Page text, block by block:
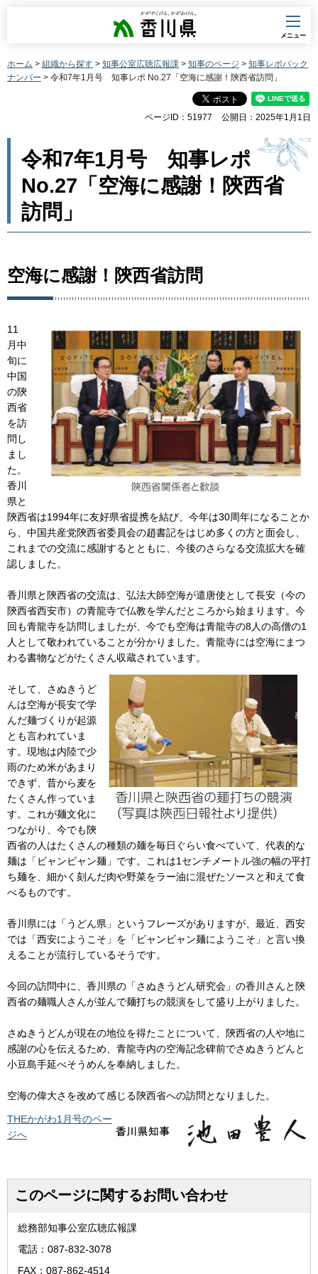
香川県
メニュー
ホーム > 組織から探す > 知事公室広聴広報課 > 知事のページ > 知事レポバック
ナンバー > 令和7年1月号 知事レポ No.27「空海に感謝！陝西省訪問」
ページID：51977 公開日：2025年1月1日
令和7年1月号 知事レポ
No.27「空海に感謝！陝西省
訪問」
空海に感謝！陝西省訪問
11
月中
旬に
中国
の陝
西省
を訪
問し
まし
た。
香川
県と
陝西省は1994年に友好県省提携を結び、今年は30周年になることか
ら、中国共産党陝西省委員会の趙書記をはじめ多くの方と面会し、
これまでの交流に感謝するとともに、今後のさらなる交流拡大を確
認しました。
香川県と陝西省の交流は、弘法大師空海が遣唐使として長安（今の
陝西省西安市）の青龍寺で仏教を学んだところから始まります。今
回も青龍寺を訪問しましたが、今でも空海は青龍寺の8人の高僧の1
人として敬われていることが分かりました。青龍寺には空海にまつ
わる書物などがたくさん収蔵されています。
そして、さぬきうど
んは空海が長安で学
んだ麺づくりが起源
とも言われていま
す。現地は内陸で少
雨のため米があまり
できず、昔から麦を
たくさん作っていま
す。これが麺文化に
つながり、今でも陝
西省の人はたくさんの種類の麺を毎日ぐらい食べていて、代表的な
麺は「ビャンビャン麺」です。これは1センチメートル強の幅の平打
ち麺を、細かく刻んだ肉や野菜をラー油に混ぜたソースと和えて食
べるものです。
香川県には「うどん県」というフレーズがありますが、最近、西安
では「西安にようこそ」を「ビャンビャン麺にようこそ」と言い換
えることが流行しているそうです。
今回の訪問中に、香川県の「さぬきうどん研究会」の香川さんと陝
西省の麺職人さんが並んで麺打ちの競演をして盛り上がりました。
さぬきうどんが現在の地位を得たことについて、陝西省の人や地に
感謝の心を伝えるため、青龍寺内の空海記念碑前でさぬきうどんと
小豆島手延べそうめんを奉納しました。
空海の偉大さを改めて感じる陝西省への訪問となりました。
THEかがわ1月号のペー
ジへ
このページに関するお問い合わせ
総務部知事公室広聴広報課
電話：087-832-3078
FAX：087-862-4514